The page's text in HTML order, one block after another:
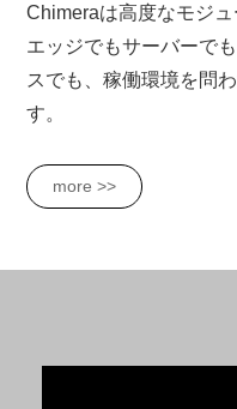
Chimeraは高度なモジ
エッジでもサーバーで
スでも、稼働環境を問
す。
more >>